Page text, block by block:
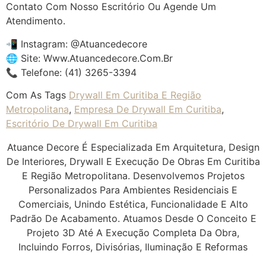
Contato Com Nosso Escritório Ou Agende Um
Atendimento.
📲 Instagram: @atuancedecore
🌐 Site: Www.atuancedecore.com.br
📞 Telefone: (41) 3265-3394
Com As Tags Drywall Em Curitiba E Região
Metropolitana, Empresa De Drywall Em Curitiba,
Escritório De Drywall Em Curitiba
Atuance Decore É Especializada Em Arquitetura, Design
De Interiores, Drywall E Execução De Obras Em Curitiba
E Região Metropolitana. Desenvolvemos Projetos
Personalizados Para Ambientes Residenciais E
Comerciais, Unindo Estética, Funcionalidade E Alto
Padrão De Acabamento. Atuamos Desde O Conceito E
Projeto 3D Até A Execução Completa Da Obra,
Incluindo Forros, Divisórias, Iluminação E Reformas